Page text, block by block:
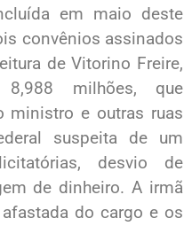
em maio deste
convênios assinados
de Vitorino Freire,
milhões, que
ministro e outras ruas
suspeita de um
desvio de
de dinheiro. A irmã
do cargo e os